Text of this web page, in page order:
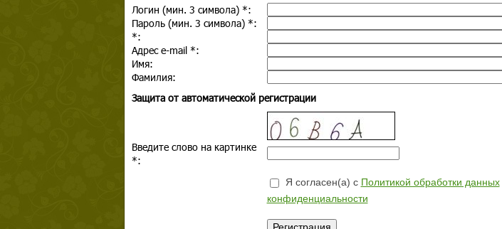
Логин (мин. 3 символа) *:
Пароль (мин. 3 символа) *:
*:
Адрес e-mail *:
Имя:
Фамилия:
Защита от автоматической регистрации
Введите слово на картинке
*:
Я согласен(а) с Политикой обработки данных
конфиденциальности